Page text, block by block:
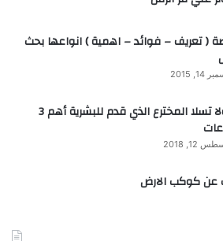
( تعريف – فوائد – اهمية ) انواعها بحث
2015
نيكولا تسلا المخترع الذي قدم للبشرية أهم 3
12, 2018
عن كوكب الارض